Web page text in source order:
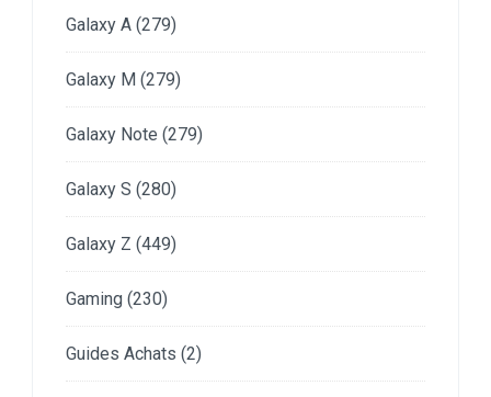
Galaxy A (279)
Galaxy M (279)
Galaxy Note (279)
Galaxy S (280)
Galaxy Z (449)
Gaming (230)
Guides Achats (2)